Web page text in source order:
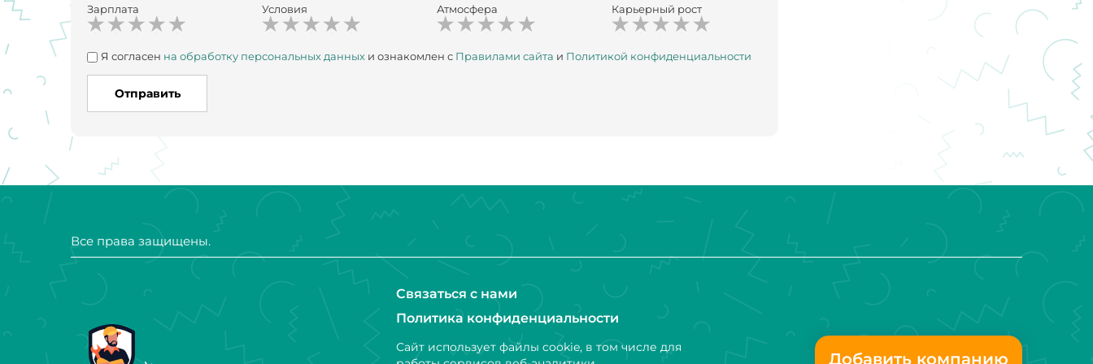
Зарплата Условия Атмосфера Карьерный рост
Я согласен на обработку персональных данных и ознакомлен с Правилами сайта и Политикой конфиденциальности
Отправить
Все права защищены.
Связаться с нами
Политика конфиденциальности
Сайт использует файлы cookie, в том числе для
Добавить компанию